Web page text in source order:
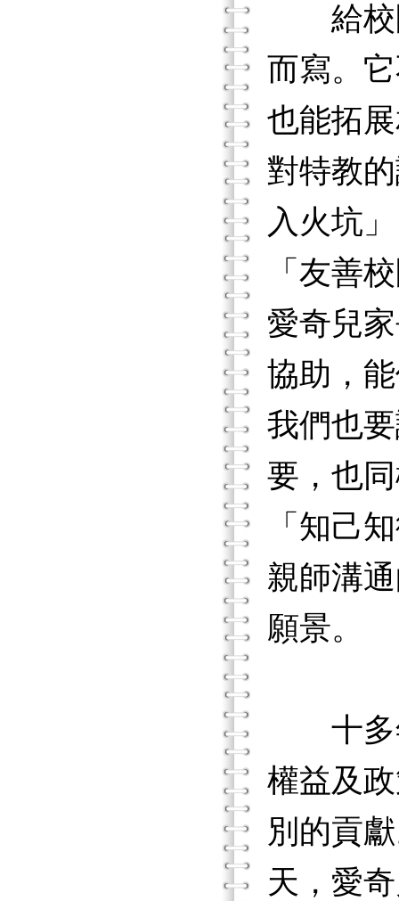
給校園
而寫。
也能拓
對特教
入火坑
「友善
愛奇兒
協助，
我們也
要，也
「知己
親師溝
願景。
十多年
權益及
別的貢
天，愛